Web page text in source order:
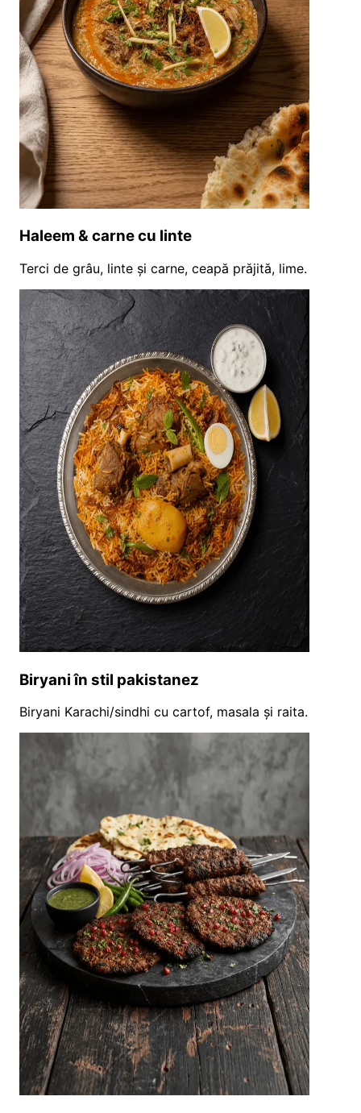
Haleem & carne cu linte
Terci de grâu, linte și carne, ceapă prăjită, lime.
Biryani în stil pakistanez
Biryani Karachi/sindhi cu cartof, masala și raita.